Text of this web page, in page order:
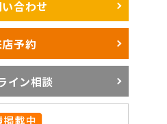
合わせ
予約
イン相談